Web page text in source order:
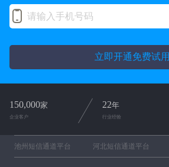
立即开通免费试用
150,000家
企业客户
22年
行业经验
池州短信通道平台 河北短信通道平台